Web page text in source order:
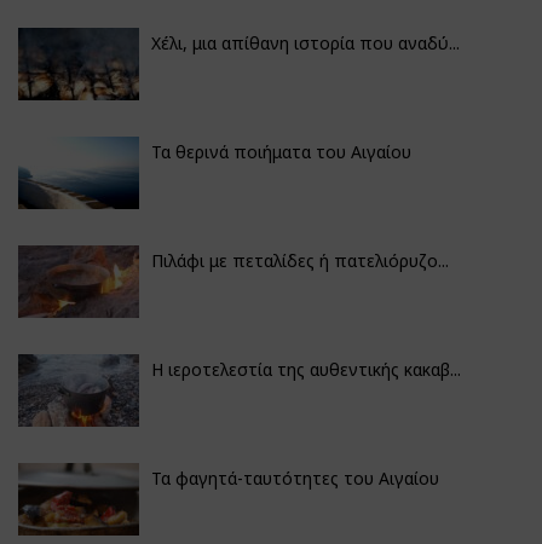
Χέλι, μια απίθανη ιστορία που αναδύ...
Τα θερινά ποιήματα του Αιγαίου
Πιλάφι με πεταλίδες ή πατελιόρυζο...
Η ιεροτελεστία της αυθεντικής κακαβ...
Τα φαγητά-ταυτότητες του Αιγαίου